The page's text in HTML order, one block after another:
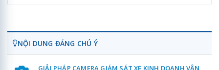
NỘI DUNG ĐÁNG CHÚ Ý
GIẢI PHÁP CAMERA GIÁM SÁT XE KINH DOANH VẬN